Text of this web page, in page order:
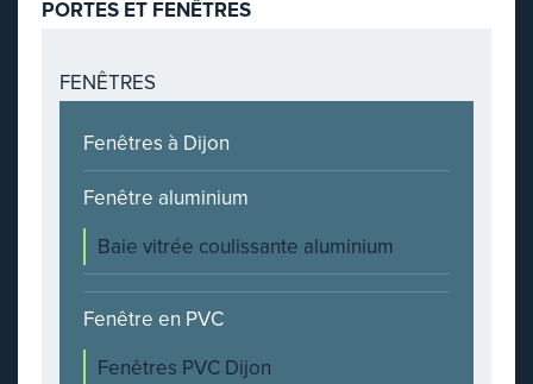
PORTES ET FENÊTRES
FENÊTRES
Fenêtres à Dijon
Fenêtre aluminium
Baie vitrée coulissante aluminium
Fenêtre en PVC
Fenêtres PVC Dijon